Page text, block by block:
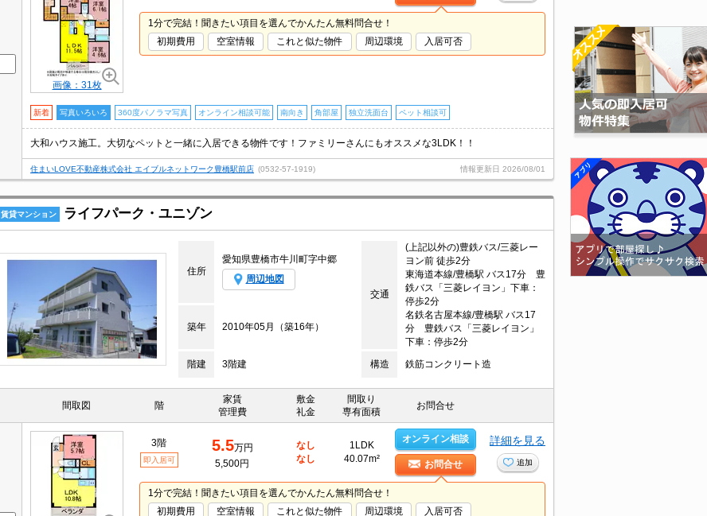
画像：31枚
1分で完結！聞きたい項目を選んでかんたん無料問合せ！
初期費用
空室情報 これと似た物件 周辺環境 入居可否
新着 写真いろいろ 360度パノラマ写真 オンライン相談可能 南向き 角部屋 独立洗面台 ペット相談可
大和ハウス施工。大切なペットと一緒に入居できる物件です！ファミリーさんにもオススメな3LDK！！
住まいLOVE不動産株式会社 エイブルネットワーク豊橋駅前店 (0532-57-1919) 情報更新日 2026/08/01
賃貸マンション ライフパーク・ユニゾン
住所
愛知県豊橋市牛川町字中郷
周辺地図
交通
(上記以外の)豊鉄バス/三菱レー
ヨン前 徒歩2分
東海道本線/豊橋駅 バス17分 豊
鉄バス「三菱レイヨン」下車：
停歩2分
名鉄名古屋本線/豊橋駅 バス17
分 豊鉄バス「三菱レイヨン」
下車：停歩2分
築年 2010年05月（築16年）
階建 3階建 構造 鉄筋コンクリート造
間取図 階
家賃
管理費
敷金
礼金
間取り
専有面積
お問合せ
3階
即入居可
5.5万円
5,500円
なし
なし
1LDK
40.07m²
オンライン相談
お問合せ
詳細を見る
追加
1分で完結！聞きたい項目を選んでかんたん無料問合せ！
初期費用
空室情報 これと似た物件 周辺環境 入居可否